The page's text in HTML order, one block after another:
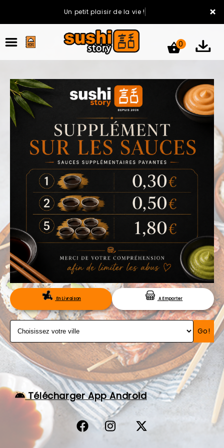
×
Un petit plaisir de la vie !
ACCUEIL
LA CARTE
VOTRE COMPTE
NOTRE RESTAURANT
VOS AVIS
MENTIONS LÉGALES
C.G.V
RÉSERVATION
0
En Livraison A Emporter
Go!
Télécharger App Android